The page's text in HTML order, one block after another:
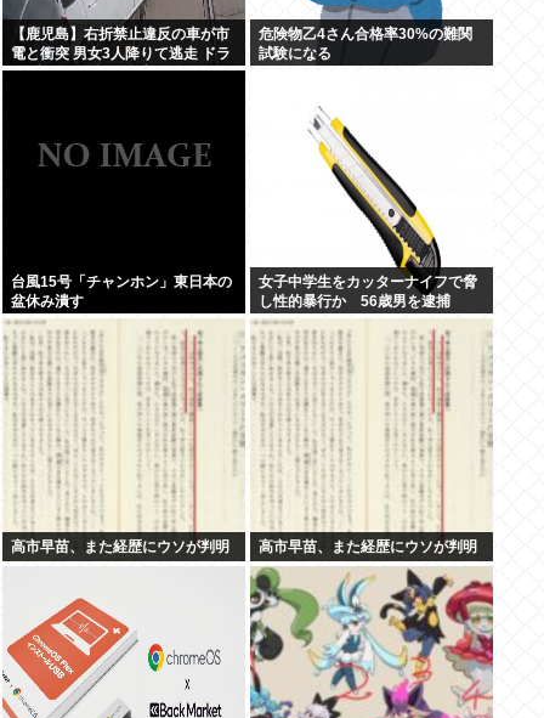
【鹿児島】右折禁止違反の車が市
電と衝突 男女3人降りて逃走 ドラ
イブレコーダーに一部始終
危険物乙4さん合格率30%の難関
試験になる
台風15号「チャンホン」東日本の
盆休み潰す
女子中学生をカッターナイフで脅
し性的暴行か 56歳男を逮捕
高市早苗、また経歴にウソが判明 高市早苗、また経歴にウソが判明